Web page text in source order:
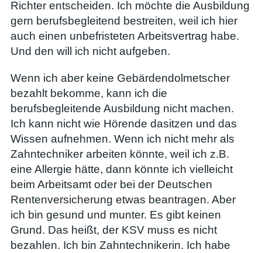
Richter entscheiden. Ich möchte die Ausbildung
gern berufsbegleitend bestreiten, weil ich hier
auch einen unbefristeten Arbeitsvertrag habe.
Und den will ich nicht aufgeben.
Wenn ich aber keine Gebärdendolmetscher
bezahlt bekomme, kann ich die
berufsbegleitende Ausbildung nicht machen.
Ich kann nicht wie Hörende dasitzen und das
Wissen aufnehmen. Wenn ich nicht mehr als
Zahntechniker arbeiten könnte, weil ich z.B.
eine Allergie hätte, dann könnte ich vielleicht
beim Arbeitsamt oder bei der Deutschen
Rentenversicherung etwas beantragen. Aber
ich bin gesund und munter. Es gibt keinen
Grund. Das heißt, der KSV muss es nicht
bezahlen. Ich bin Zahntechnikerin. Ich habe